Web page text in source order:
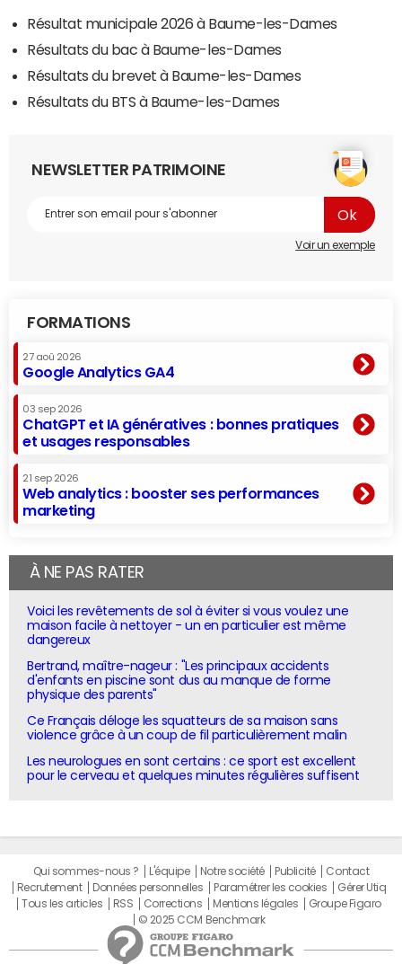
Résultat municipale 2026 à Baume-les-Dames
Résultats du bac à Baume-les-Dames
Résultats du brevet à Baume-les-Dames
Résultats du BTS à Baume-les-Dames
NEWSLETTER PATRIMOINE
Voir un exemple
FORMATIONS
27 aoû 2026
Google Analytics GA4
03 sep 2026
ChatGPT et IA génératives : bonnes pratiques
et usages responsables
21 sep 2026
Web analytics : booster ses performances
marketing
À NE PAS RATER
Voici les revêtements de sol à éviter si vous voulez une
maison facile à nettoyer - un en particulier est même
dangereux
Bertrand, maître-nageur : "Les principaux accidents
d'enfants en piscine sont dus au manque de forme
physique des parents"
Ce Français déloge les squatteurs de sa maison sans
violence grâce à un coup de fil particulièrement malin
Les neurologues en sont certains : ce sport est excellent
pour le cerveau et quelques minutes régulières suffisent
Qui sommes-nous ? L'équipe Notre société Publicité
Contact
Recrutement
Données personnelles Paramétrer les cookies
Gérer Utiq
Tous les articles
RSS Corrections Mentions légales
Groupe Figaro
© 2025 CCM Benchmark